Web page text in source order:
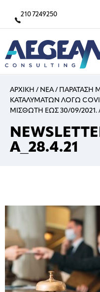
210 7249250
ΑΡΧΙΚΗ / ΝΕΑ/ ΠΑΡΑΤΑΣΗ
ΚΑΤΑΛΥΜΑΤΩΝ ΛΟΓΩ
ΜΙΣΘΩΤΗ ΕΩΣ 30/09/2021.
A_28.4.21